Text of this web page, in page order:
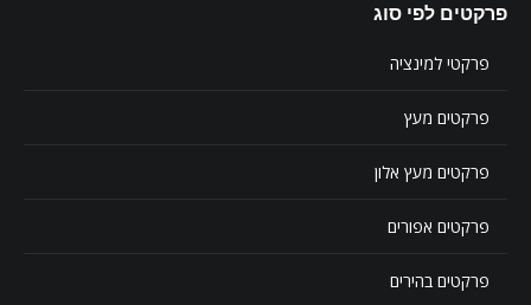
פרקטים לפי סוג
פרקטי למינציה
פרקטים מעץ
פרקטים מעץ אלון
פרקטים אפורים
פרקטים בהירים